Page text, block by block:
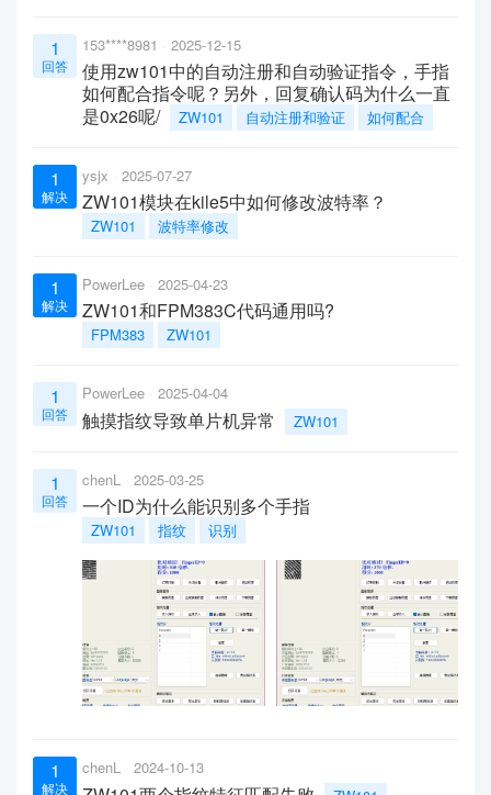
1
回答
153****8981 2025-12-15
使用zw101中的自动注册和自动验证指令，手指
如何配合指令呢？另外，回复确认码为什么一直
是0x26呢/
ZW101 自动注册和验证 如何配合
1
解决
ysjx 2025-07-27
ZW101模块在kile5中如何修改波特率？
ZW101 波特率修改
1
解决
PowerLee 2025-04-23
ZW101和FPM383C代码通用吗?
FPM383 ZW101
1
回答
PowerLee 2025-04-04
触摸指纹导致单片机异常 ZW101
1
回答
chenL 2025-03-25
一个ID为什么能识别多个手指
ZW101 指纹 识别
1
解决
chenL 2024-10-13